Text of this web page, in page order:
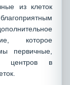
из клеток
которое
первичные,
центров в